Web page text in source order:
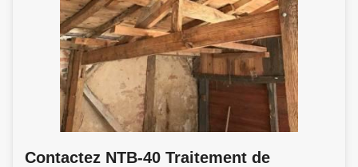
Contactez NTB-40 Traitement de